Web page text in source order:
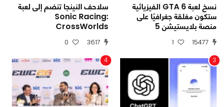
نسخ لعبة GTA 6 الفيزيائية
ستكون مغلقة جغرافيًا على
منصة بلايستيشن 5
15477
1
سلاحف النينجا تنضم إلى لعبة
Sonic Racing:
CrossWorlds
3617
0
3
4